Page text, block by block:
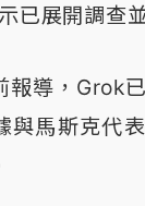
已展開調查
報導，
與馬斯克代